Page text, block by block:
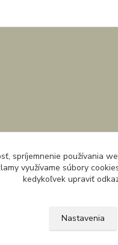
spríjemnenie používania
využívame súbory
kedykoľvek upraviť
Nastavenia